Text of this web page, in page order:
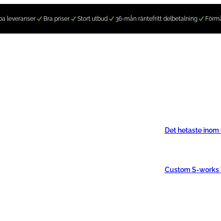
leveranser Bra priser Stort utbud 36-mån räntefritt delbetalning
Det hetaste inom
Custom S-works